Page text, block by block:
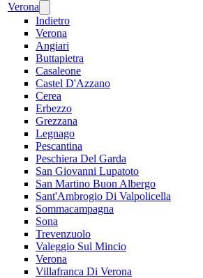
Verona
Indietro
Verona
Angiari
Buttapietra
Casaleone
Castel D'Azzano
Cerea
Erbezzo
Grezzana
Legnago
Pescantina
Peschiera Del Garda
San Giovanni Lupatoto
San Martino Buon Albergo
Sant'Ambrogio Di Valpolicella
Sommacampagna
Sona
Trevenzuolo
Valeggio Sul Mincio
Verona
Villafranca Di Verona